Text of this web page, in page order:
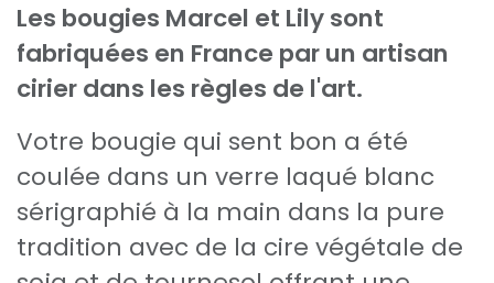
Les bougies Marcel et Lily sont
fabriquées en France par un artisan
cirier dans les règles de l'art.
Votre bougie qui sent bon a été
coulée dans un verre laqué blanc
sérigraphié à la main dans la pure
tradition avec de la cire végétale de